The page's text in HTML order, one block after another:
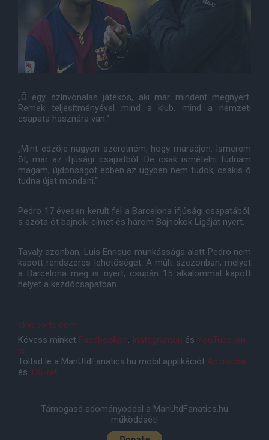
„Õ egy színvonalas játékos, aki már mindent megnyert.
Remek teljesítményével mind a klub, mind a nemzeti
csapata hasznára van.“
„Mint edzõje nagyon szeretném, hogy maradjon. Ismerem
õt, már az ifjúsági csapatból. De csak ismételni tudnám
magam, újdonságot ebben az ügyben nem tudok, csakis õ
tudna újat mondani.“
Pedro 17 évesen került fel a Barcelona ifjúsági csapatából,
s azóta öt bajnoki címet és három Bajnokok Ligáját nyert.
Tavaly azonban, Luis Enrique munkássága alatt Pedro nem
kapott rendszeres lehetõséget. A múlt szezonban, melyet
a Barcelona meg is nyert, csupán 15 alkalommal kapott
helyet a kezdõcsapatban.
skysports.com
Kövess minket Facebookon, Instagramon és YouTube-on
is!
Töltsd le a ManUtdFanatics.hu mobil applikációt Androidra
és iOS-re!
Támogasd adományoddal a ManUtdFanatics.hu
működését!